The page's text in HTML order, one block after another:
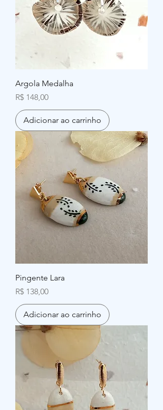
Argola Medalha
Preço
R$ 148,00
Adicionar ao carrinho
Pingente Lara
Preço
R$ 138,00
Adicionar ao carrinho